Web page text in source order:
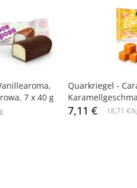
7 х 40 g
-6%
Quarkriegel -
Karamellglasur,
7,11 € 18,71 €/